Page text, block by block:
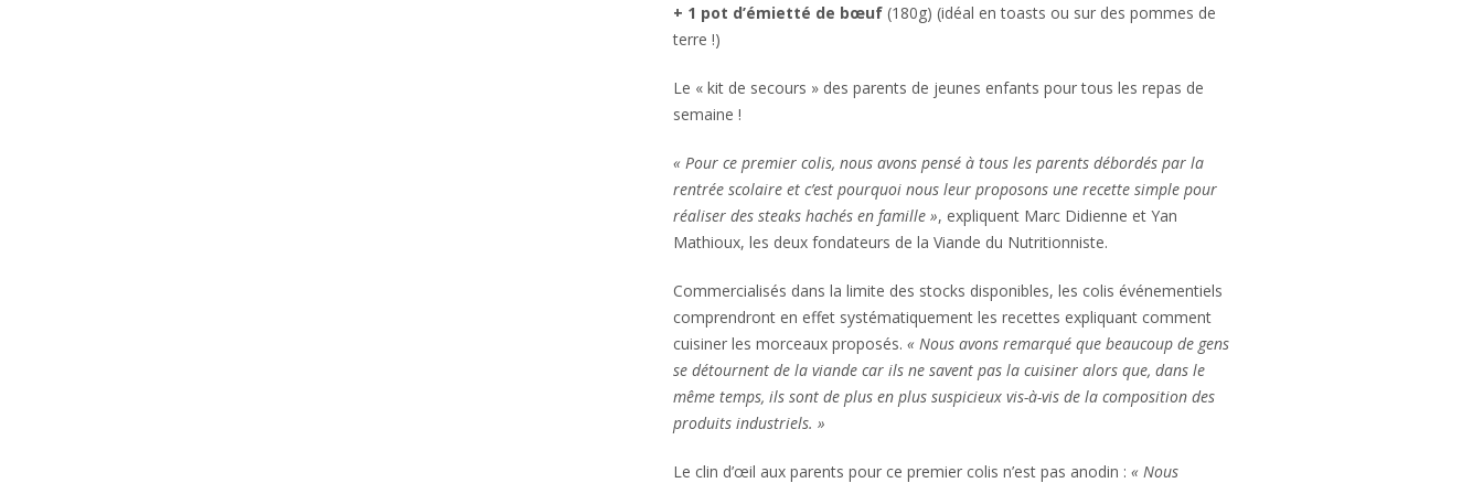
+ 1 pot d’émietté de bœuf(180g) (idéal en toasts ou sur des pommes de
terre !)
Le « kit de secours » des parents de jeunes enfants pour tous les repas de
semaine !
« Pour ce premier colis, nous avons pensé à tous les parents débordés par la
rentrée scolaire et c’est pourquoi nous leur proposons une recette simple pour
réaliser des steaks hachés en famille », expliquent Marc Didienne et Yan
Mathioux, les deux fondateurs de la Viande du Nutritionniste.
Commercialisés dans la limite des stocks disponibles, les colis événementiels
comprendront en effet systématiquement les recettes expliquant comment
cuisiner les morceaux proposés. « Nous avons remarqué que beaucoup de gens
se détournent de la viande car ils ne savent pas la cuisiner alors que, dans le
même temps, ils sont de plus en plus suspicieux vis-à-vis de la composition des
produits industriels. »
Le clin d’œil aux parents pour ce premier colis n’est pas anodin : « Nous